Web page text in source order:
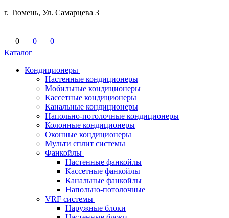
г. Тюмень, Ул. Самарцева 3
0 0
0
Каталог
Кондиционеры
Настенные кондиционеры
Мобильные кондиционеры
Кассетные кондиционеры
Канальные кондиционеры
Напольно-потолочные кондиционеры
Колонные кондиционеры
Оконные кондиционеры
Мульти сплит системы
Фанкойлы
Настенные фанкойлы
Кассетные фанкойлы
Канальные фанкойлы
Напольно-потолочные
VRF системы
Наружные блоки